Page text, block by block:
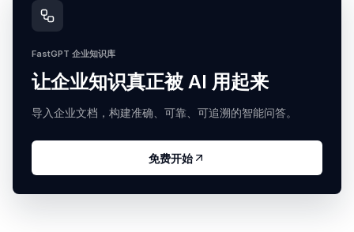
FastGPT 企业知识库
让企业知识真正被 AI 用起来
导入企业文档，构建准确、可靠、可追溯的智能问答。
免费开始